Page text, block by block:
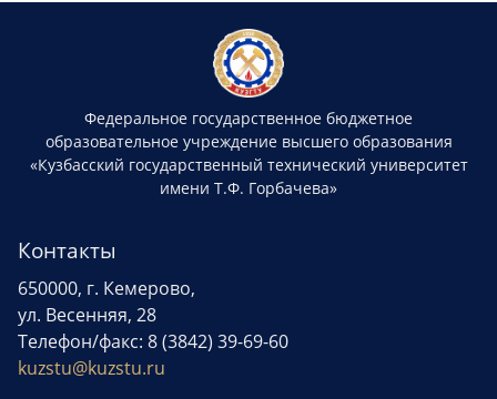
Федеральное государственное бюджетное
образовательное учреждение высшего образования
«Кузбасский государственный технический университет
имени Т.Ф. Горбачева»
Контакты
650000, г. Кемерово,
ул. Весенняя, 28
Телефон/факс: 8 (3842) 39-69-60
kuzstu@kuzstu.ru